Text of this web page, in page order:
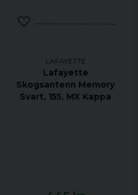
LAFAYETTE
Lafayette
Skogsantenn Memory
Svart, 155, MX Kappa